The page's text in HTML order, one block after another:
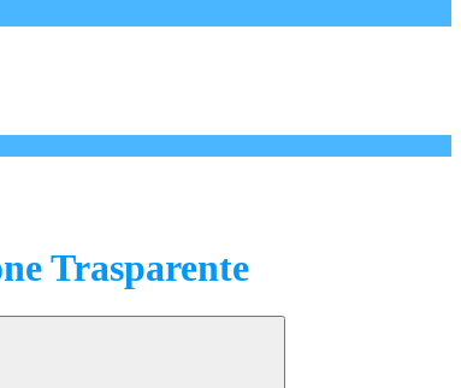
Trasparente